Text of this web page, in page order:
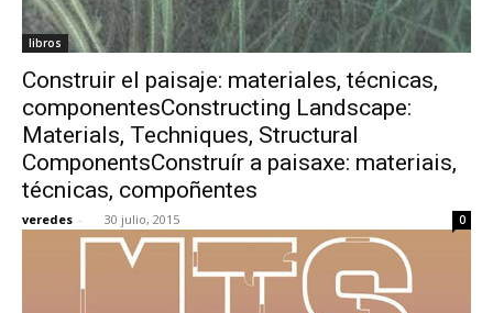
libros
Construir el paisaje: materiales, técnicas,
componentesConstructing Landscape:
Materials, Techniques, Structural
ComponentsConstruír a paisaxe: materiais,
técnicas, compoñentes
veredes - 30 julio, 2015 0